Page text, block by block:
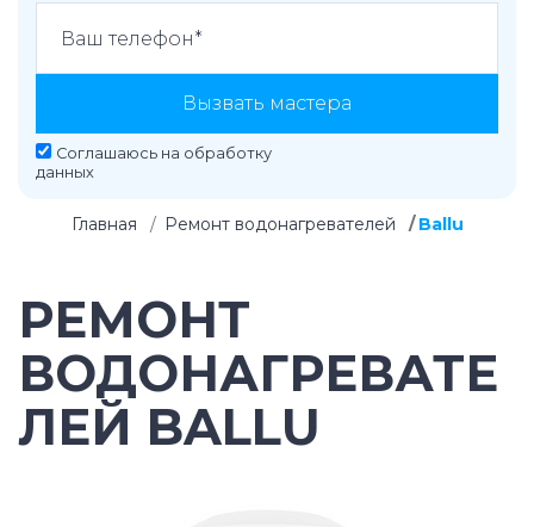
Вызвать мастера
Соглашаюсь на обработку
данных
Главная Ремонт водонагревателей Ballu
РЕМОНТ
ВОДОНАГРЕВАТЕ
ЛЕЙ BALLU